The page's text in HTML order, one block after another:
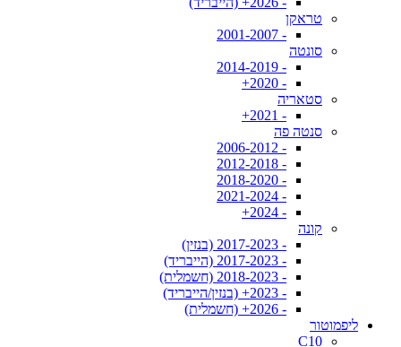
טראקן
- 2001-2007
סונטה
- 2014-2019
- 2020+
סטאריה
- 2021+
סנטה פה
- 2006-2012
- 2012-2018
- 2018-2020
- 2021-2024
- 2024+
קונה
- 2017-2023 (בנזין)
- 2017-2023 (הייבריד)
- 2018-2023 (חשמלית)
- 2023+ (בנזין/הייבריד)
- 2026+ (חשמלית)
ליפמוטור
C10